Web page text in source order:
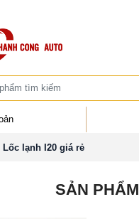
Lốc lạnh I20 giá rẻ
SẢN PHẨM